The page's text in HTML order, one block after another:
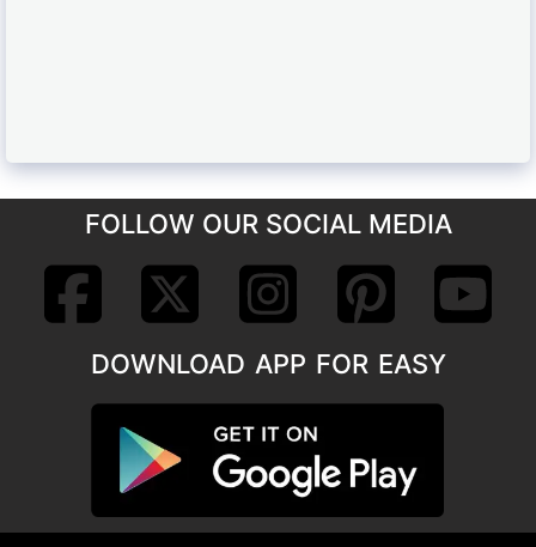
FOLLOW OUR SOCIAL MEDIA
DOWNLOAD APP FOR EASY